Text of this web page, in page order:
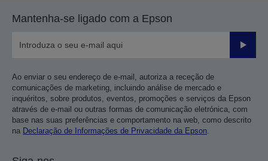
Mantenha-se ligado com a Epson
Enviar
Ao enviar o seu endereço de e-mail, autoriza a receção de
comunicações de marketing, incluindo análise de mercado e
inquéritos, sobre produtos, eventos, promoções e serviços da Epson
através de e-mail ou outras formas de comunicação eletrónica, com
base nas suas preferências e comportamento na web, como descrito
na Declaração de Informações de Privacidade da Epson